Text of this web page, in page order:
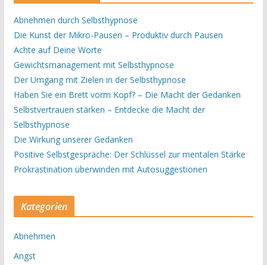
Abnehmen durch Selbsthypnose
Die Kunst der Mikro-Pausen – Produktiv durch Pausen
Achte auf Deine Worte
Gewichtsmanagement mit Selbsthypnose
Der Umgang mit Zielen in der Selbsthypnose
Haben Sie ein Brett vorm Kopf? – Die Macht der Gedanken
Selbstvertrauen stärken – Entdecke die Macht der
Selbsthypnose
Die Wirkung unserer Gedanken
Positive Selbstgespräche: Der Schlüssel zur mentalen Stärke
Prokrastination überwinden mit Autosuggestionen
Kategorien
Abnehmen
Angst